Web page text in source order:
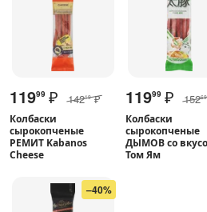
11999 ₽ 14219 ₽
Колбаски
сырокопченые
РЕМИТ Kabanos
Cheese
11999 ₽ 15269
Колбаски
сырокопченые
ДЫМОВ со
Том Ям
–40%